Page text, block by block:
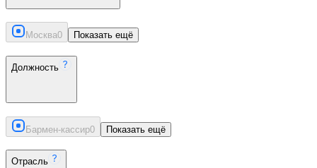
Москва0 Показать ещё
Должность
Бармен-кассир0 Показать ещё
Отрасль